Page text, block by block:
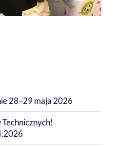
28–29 maja 2026